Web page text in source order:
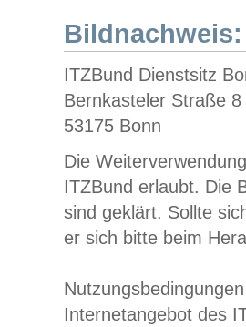
Bildnachweis:
ITZBund Dienstsitz
Bernkasteler Straße 8
53175 Bonn
Die
ITZBund erlaubt. Die
sind geklärt. Sollte
er sich bitte beim
Internetangebot des